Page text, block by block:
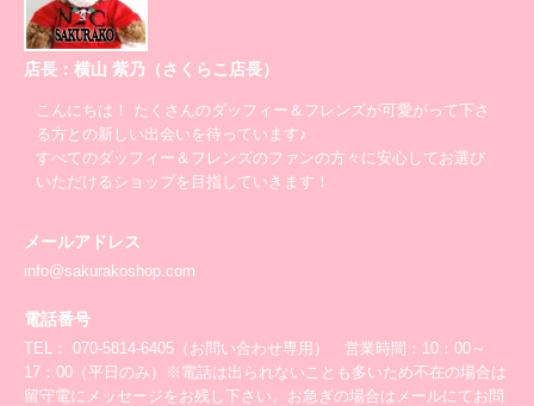
店長：横山 紫乃（さくらこ店長）
こんにちは！ たくさんのダッフィー＆フレンズが可愛がって下さ
る方との新しい出会いを待っています♪
すべてのダッフィー＆フレンズのファンの方々に安心してお選び
いただけるショップを目指していきます！
メールアドレス
info@sakurakoshop.com
電話番号
TEL： 070-5814-6405（お問い合わせ専用） 営業時間：10：00～
17：00（平日のみ）※電話は出られないことも多いため不在の場合は
留守電にメッセージをお残し下さい。お急ぎの場合はメールにてお問